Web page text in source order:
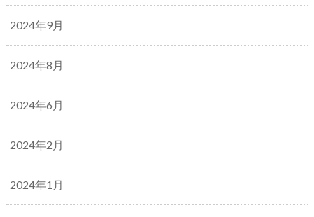
2024年9月
2024年8月
2024年6月
2024年2月
2024年1月